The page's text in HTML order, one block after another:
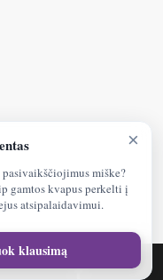
facebook
×
miške?
gamtos kvapus perkelti į
atsipalaidavimui.
klausimą